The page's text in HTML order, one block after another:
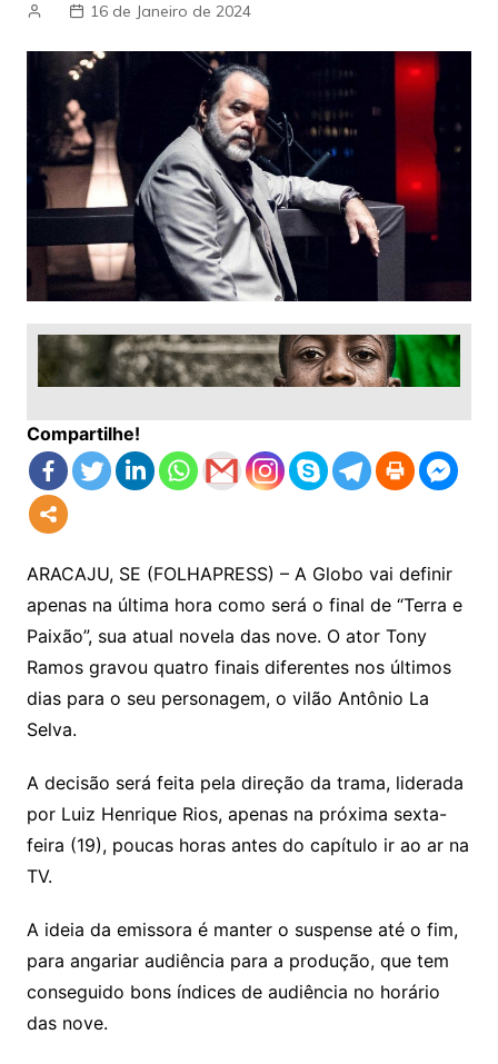
16 de Janeiro de 2024
Compartilhe!
ARACAJU, SE (FOLHAPRESS) – A Globo vai definir
apenas na última hora como será o final de “Terra e
Paixão”, sua atual novela das nove. O ator Tony
Ramos gravou quatro finais diferentes nos últimos
dias para o seu personagem, o vilão Antônio La
Selva.
A decisão será feita pela direção da trama, liderada
por Luiz Henrique Rios, apenas na próxima sexta-
feira (19), poucas horas antes do capítulo ir ao ar na
TV.
A ideia da emissora é manter o suspense até o fim,
para angariar audiência para a produção, que tem
conseguido bons índices de audiência no horário
das nove.